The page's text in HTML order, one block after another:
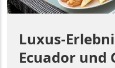
Luxus-
Ecuador und